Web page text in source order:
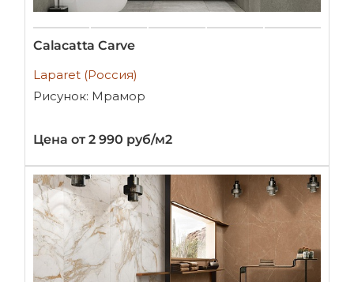
Calacatta Carve
Laparet (Россия)
Рисунок: Мрамор
Цена от 2 990 руб/м2